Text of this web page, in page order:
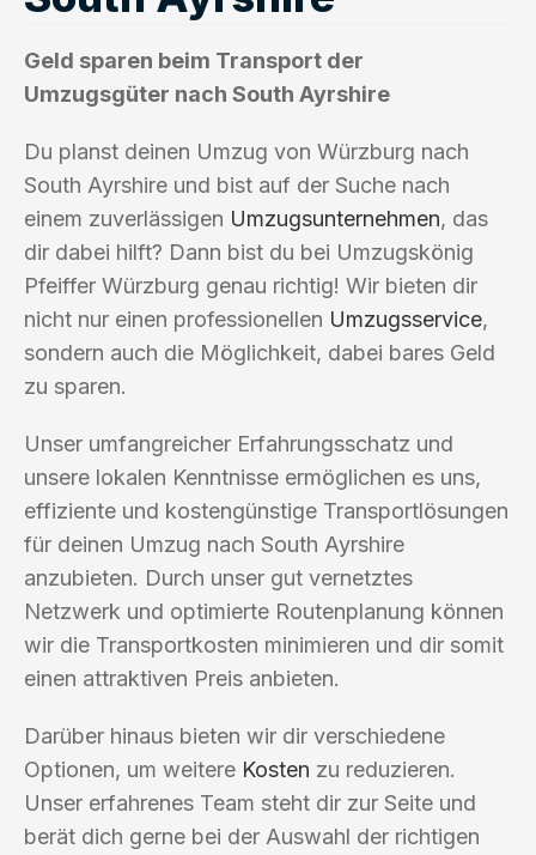
Geld sparen beim Transport der
Umzugsgüter nach South Ayrshire
Du planst deinen Umzug von Würzburg nach
South Ayrshire und bist auf der Suche nach
einem zuverlässigen Umzugsunternehmen, das
dir dabei hilft? Dann bist du bei Umzugskönig
Pfeiffer Würzburg genau richtig! Wir bieten dir
nicht nur einen professionellen Umzugsservice,
sondern auch die Möglichkeit, dabei bares Geld
zu sparen.
Unser umfangreicher Erfahrungsschatz und
unsere lokalen Kenntnisse ermöglichen es uns,
effiziente und kostengünstige Transportlösungen
für deinen Umzug nach South Ayrshire
anzubieten. Durch unser gut vernetztes
Netzwerk und optimierte Routenplanung können
wir die Transportkosten minimieren und dir somit
einen attraktiven Preis anbieten.
Darüber hinaus bieten wir dir verschiedene
Optionen, um weitere Kosten zu reduzieren.
Unser erfahrenes Team steht dir zur Seite und
berät dich gerne bei der Auswahl der richtigen